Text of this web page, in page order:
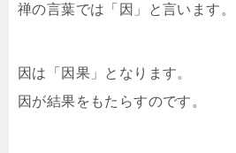
禅の言葉では「因」と言います。
因は「因果」となります。
因が結果をもたらすのです。